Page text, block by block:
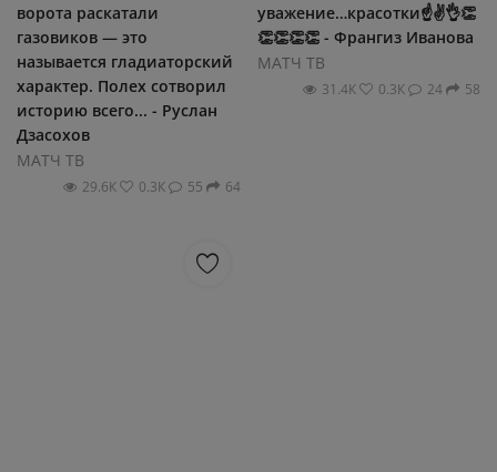
ворота раскатали
газовиков — это
называется гладиаторский
характер. Полех сотворил
историю всего... - Руслан
Дзасохов
МАТЧ ТВ
29.6К 0.3К 55 64
уважение…красотки☝✌👌👏
👏👏👏👏 - Франгиз Иванова
МАТЧ ТВ
31.4К 0.3К 24 58